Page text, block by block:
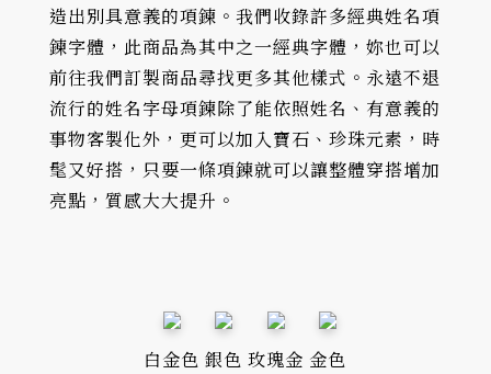
造出別具意義的項鍊。我們收錄許多經典姓名項
鍊字體，此商品為其中之一經典字體，妳也可以
前往我們訂製商品尋找更多其他樣式。永遠不退
流行的姓名字母項鍊除了能依照姓名、有意義的
事物客製化外，更可以加入寶石、珍珠元素，時
髦又好搭，只要一條項鍊就可以讓整體穿搭增加
亮點，質感大大提升。
白金色 銀色 玫瑰金 金色